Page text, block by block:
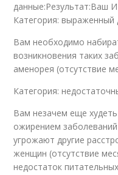
данные:Результат:Ваш
Категория:
Вам необходимо
возникновения таких
аменорея (отсутствие
Категория:
Вам незачем еще
ожирением
угрожают другие
женщин (отсутствие
недостаток